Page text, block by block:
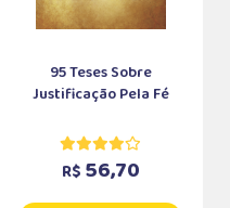
95 Teses Sobre
Justificação Pela Fé
R$ 56,70